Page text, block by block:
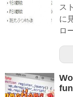
ス
に
ロ